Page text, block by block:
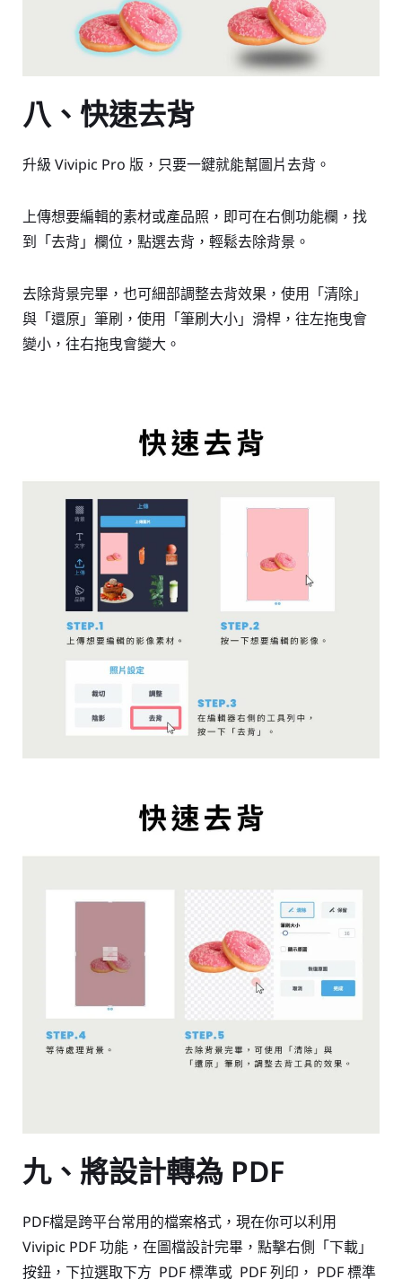
八、快速去背
升級 Vivipic Pro 版，只要一鍵就能幫圖片去背。
上傳想要編輯的素材或產品照，即可在右側功能欄，找
到「去背」欄位，點選去背，輕鬆去除背景。
去除背景完畢，也可細部調整去背效果，使用「清除」
與「還原」筆刷，使用「筆刷大小」滑桿，往左拖曳會
變小，往右拖曳會變大。
九、將設計轉為 PDF
PDF檔是跨平台常用的檔案格式，現在你可以利用
Vivipic PDF 功能，在圖檔設計完畢，點擊右側「下載」
按鈕，下拉選取下方 PDF 標準或 PDF 列印， PDF 標準